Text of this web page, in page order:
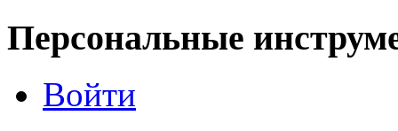
Персональные
Войти